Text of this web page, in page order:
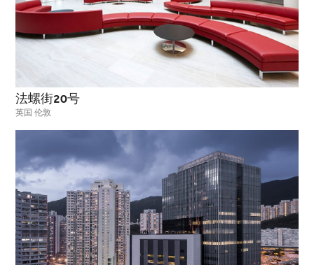
法螺街20号
英国 伦敦